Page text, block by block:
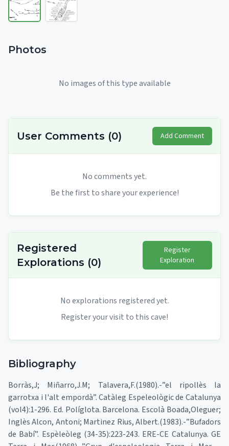
Photos
No images of this type available
User Comments (0) Add Comment
No comments yet.
Be the first to share your experience!
Registered
Explorations (0)
Register
Exploration
No explorations registered yet.
Register your visit to this cave!
Bibliography
Borràs,J; Miñarro,J.M; Talavera,F.(1980).-”el ripollès la
garrotxa i l'alt empordà”. Catàleg Espeleològic de Catalunya
(vol4):1-296. Ed. Políglota. Barcelona. Escolà Boada,Oleguer;
Inglès Alcon, Antoni; Martinez Rius, Albert.(1983).-”Bufadors
de Babí”. Espèleòleg (34-35):223-243. ERE-CE Catalunya. GE